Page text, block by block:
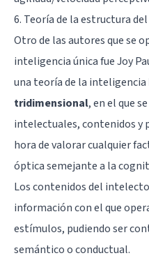
6. Teoría de la estructura
Otro de las autores que se
inteligencia única fue Joy
una teoría de la inteligencia
tridimensional, en el que
intelectuales, contenidos y
hora de valorar cualquier
óptica semejante a la
Los contenidos del
información con el que
estímulos, pudiendo ser
semántico o conductual.